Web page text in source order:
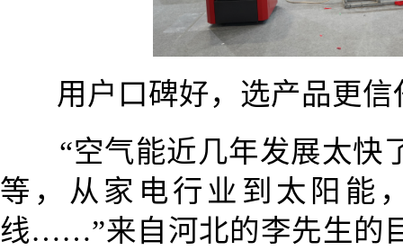
用户口碑好，选产品更信
“空气能近几年发展太快
等，从家电行业到太阳能
线……”来自河北的李先生的